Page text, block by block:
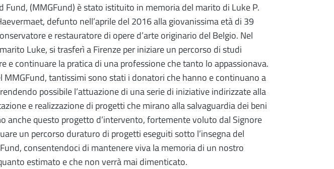
Fund, (MMGFund) è stato istituito in memoria del marito di Luke P.
defunto nell’aprile del 2016 alla giovanissima età di 39
e restauratore di opere d’arte originario del Belgio. Nel
Luke, si trasferì a Firenze per iniziare un percorso di studi
e continuare la pratica di una professione che tanto lo appassionava.
MMGFund, tantissimi sono stati i donatori che hanno e continuano a
possibile l’attuazione di una serie di iniziative indirizzate alla
e realizzazione di progetti che mirano alla salvaguardia dei beni
anche questo progetto d’intervento, fortemente voluto dal Signore
un percorso duraturo di progetti eseguiti sotto l’insegna del
consentendoci di mantenere viva la memoria di un nostro
estimato e che non verrà mai dimenticato.